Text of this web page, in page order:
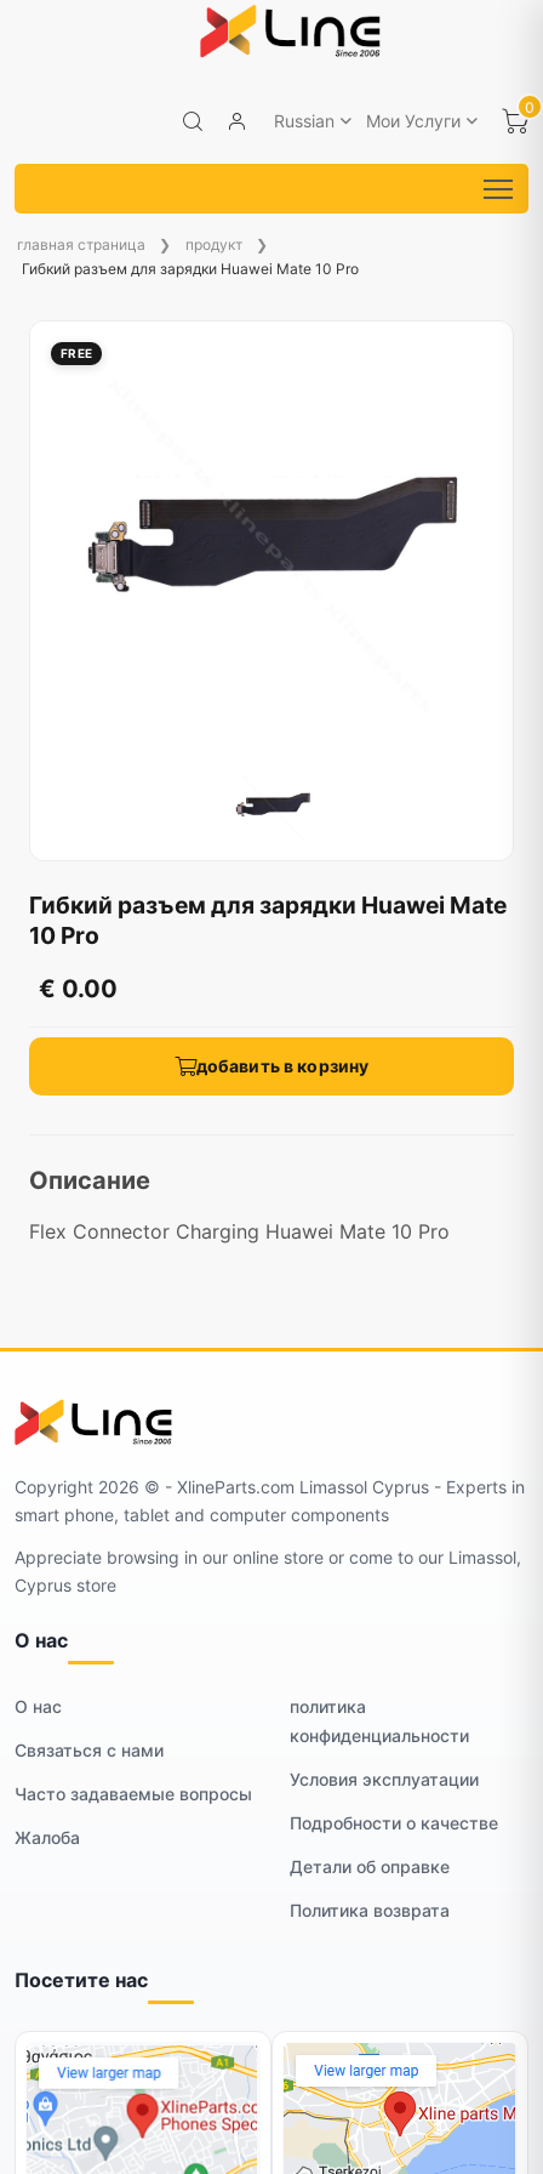
Russian Мои Услуги
0
главная страница
продукт
Гибкий разъем для зарядки Huawei Mate 10 Pro
FREE
Гибкий разъем для зарядки Huawei Mate
10 Pro
€ 0.00
добавить в корзину
Описание
Flex Connector Charging Huawei Mate 10 Pro
Copyright 2026 ©️ - XlineParts.com Limassol Cyprus - Experts in
smart phone, tablet and computer components
Appreciate browsing in our online store or come to our Limassol,
Cyprus store
О нас
О нас
Связаться с нами
Часто задаваемые вопросы
Жалоба
политика
конфиденциальности
Условия эксплуатации
Подробности о качестве
Детали об оправке
Политика возврата
Посетите нас